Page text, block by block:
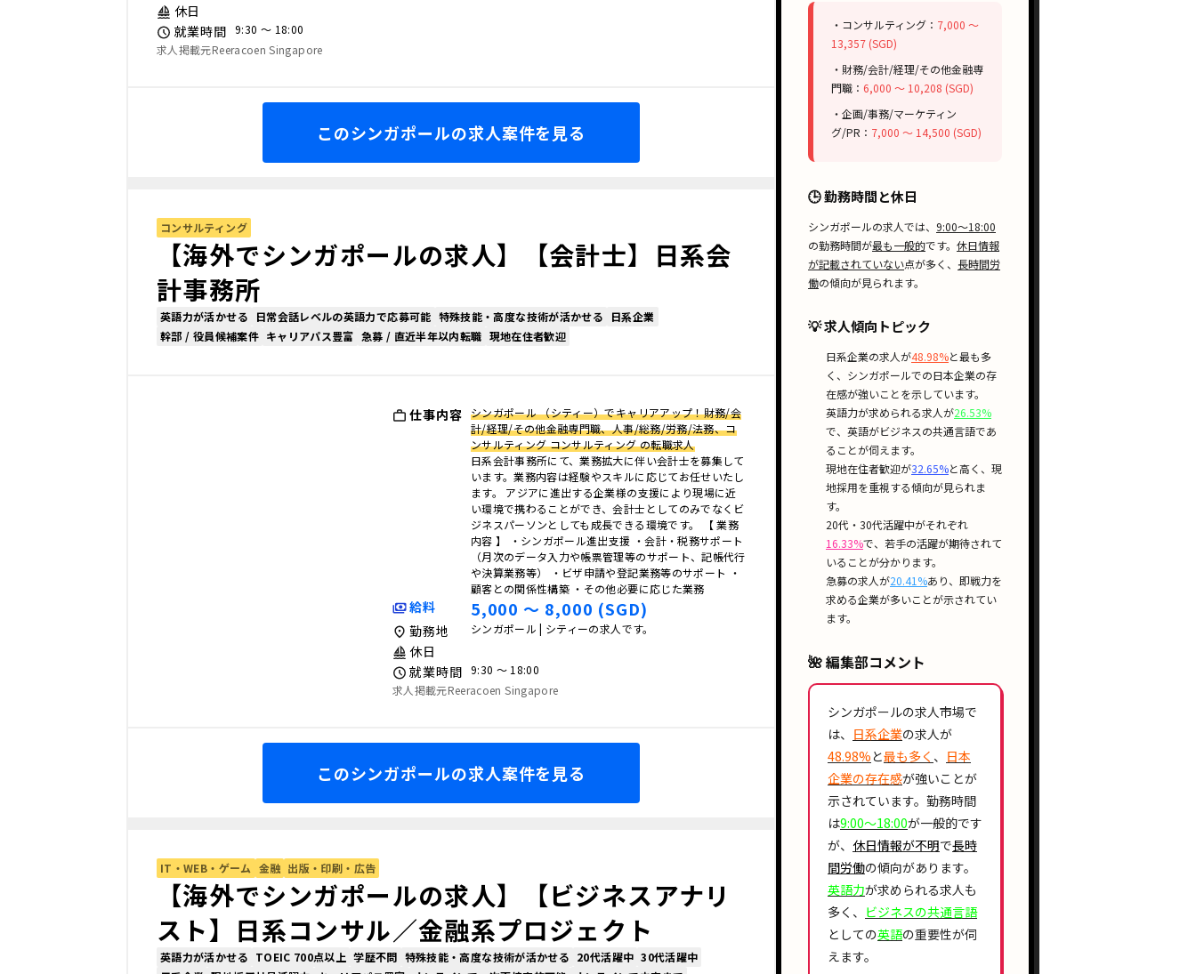
・コンサルティング： 7,000 〜
13,357 (SGD)
・財務/会計/経理/その他金融専
門職： 6,000 〜 10,208 (SGD)
・企画/事務/マーケティン
グ/PR： 7,000 〜 14,500 (SGD)
🕒 勤務時間と休日
シンガポールの求人では、 9:00〜18:00
の勤務時間が最も一般的です。 休日情報
が記載されていない点が多く、 長時間労
働の傾向が見られます。
💡 求人傾向トピック
日系企業の求人が48.98%と最も多
く、シンガポールでの日本企業の存
在感が強いことを示しています。
英語力が求められる求人が26.53%
で、 英語がビジネスの共通言語であ
ることが伺えます。
現地在住者歓迎が32.65%と高く、 現
地採用を重視する傾向が見られま
す。
20代・30代活躍中がそれぞれ
16.33%で、 若手の活躍が期待されて
いることが分かります。
急募の求人が20.41%あり、 即戦力を
求める企業が多いことが示されてい
ます。
🌺 編集部コメント
シンガポールの求人市場で
は、 日系企業の求人が
48.98%と最も多く 、 日本
企業の存在感が強いことが
示されています。勤務時間
は9:00〜18:00が一般的です
が、 休日情報が不明で長時
間労働の傾向があります。
英語力が求められる求人も
多く、 ビジネスの共通言語
としての英語の重要性が伺
えます。
休日
就業時間 9:30 〜 18:00
求人掲載元Reeracoen Singapore
このシンガポールの求人案件を見る
コンサルティング
【海外でシンガポールの求人】【会計士】日系会
計事務所
英語力が活かせる 日常会話レベルの英語力で応募可能 特殊技能・高度な技術が活かせる
日系企業
幹部 / 役員候補案件 キャリアパス豊富 急募 / 直近半年以内転職 現地在住者歓迎
仕事内容 シンガポール （シティー）でキャリアアップ！財務/会
計/経理/その他金融専門職、人事/総務/労務/法務、コ
ンサルティング コンサルティング の転職求人
日系会計事務所にて、業務拡大に伴い会計士を募集して
います。業務内容は経験やスキルに応じてお任せいたし
ます。 アジアに進出する企業様の支援により現場に近
い環境で携わることができ、会計士としてのみでなくビ
ジネスパーソンとしても成長できる環境です。 【 業務
内容 】 ・シンガポール進出支援 ・会計・税務サポート
（月次のデータ入力や帳票管理等のサポート、記帳代行
や決算業務等） ・ビザ申請や登記業務等のサポート ・
顧客との関係性構築 ・その他必要に応じた業務
給料 5,000 〜 8,000 (SGD)
勤務地 シンガポール | シティーの求人です。
休日
就業時間 9:30 〜 18:00
求人掲載元Reeracoen Singapore
このシンガポールの求人案件を見る
IT・WEB・ゲーム 金融 出版・印刷・広告
【海外でシンガポールの求人】【ビジネスアナリ
スト】日系コンサル／金融系プロジェクト
英語力が活かせる TOEIC 700点以上 学歴不問 特殊技能・高度な技術が活かせる 20代活躍中 30代活躍中